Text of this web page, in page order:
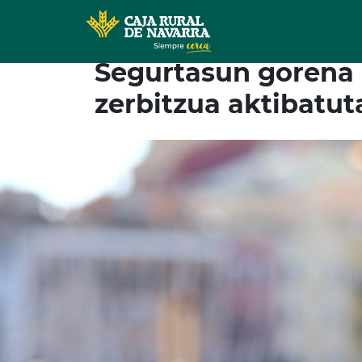
Segurtasun
zerbitzua